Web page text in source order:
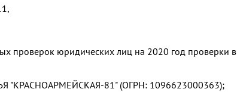
проверок юридических лиц на 2020 год проверки в
81" (ОГРН: 1096623000363);